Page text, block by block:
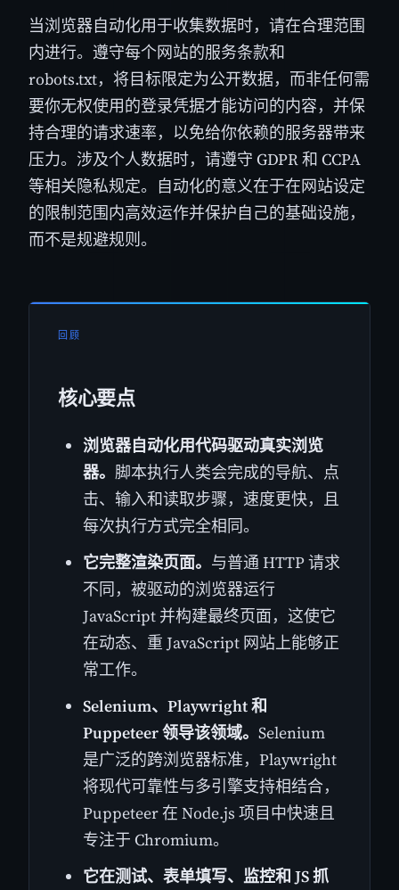
当浏览器自动化用于收集数据时，请在合理范围
内进行。遵守每个网站的服务条款和
robots.txt，将目标限定为公开数据，而非任何需
要你无权使用的登录凭据才能访问的内容，并保
持合理的请求速率，以免给你依赖的服务器带来
压力。涉及个人数据时，请遵守 GDPR 和 CCPA
等相关隐私规定。自动化的意义在于在网站设定
的限制范围内高效运作并保护自己的基础设施，
而不是规避规则。
回顾
核心要点
浏览器自动化用代码驱动真实浏览
器。 脚本执行人类会完成的导航、点
击、输入和读取步骤，速度更快，且
每次执行方式完全相同。
它完整渲染页面。 与普通 HTTP 请求
不同，被驱动的浏览器运行
JavaScript 并构建最终页面，这使它
在动态、重 JavaScript 网站上能够正
常工作。
Selenium、Playwright 和
Puppeteer 领导该领域。 Selenium
是广泛的跨浏览器标准，Playwright
将现代可靠性与多引擎支持相结合，
Puppeteer 在 Node.js 项目中快速且
专注于 Chromium。
它在测试、表单填写、监控和 JS 抓